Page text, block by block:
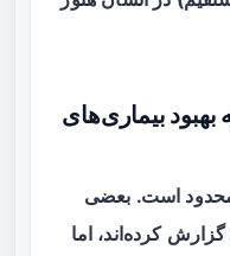
بهبود بیماری‌های
محدود است. بعضی
کرده‌اند، اما